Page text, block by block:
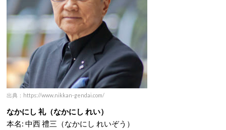
出典：https://www.nikkan-gendai.com/
なかにし 礼（なかにし れい）
本名: 中西 禮三（なかにし れいぞう）